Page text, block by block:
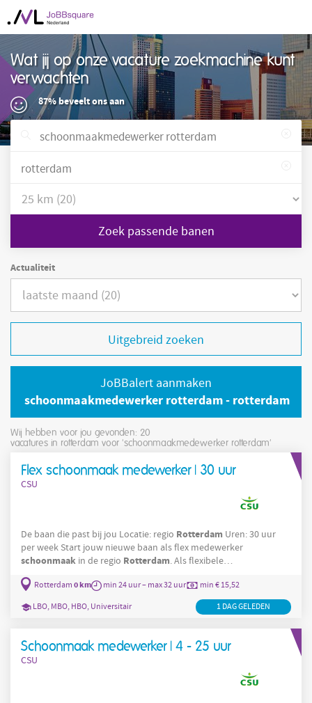
Wat jij op onze vacature zoekmachine kunt
verwachten
87% beveelt ons aan
Zoek passende banen
Actualiteit
Uitgebreid zoeken
JoBBalert aanmaken
schoonmaakmedewerker rotterdam - rotterdam
Wij hebben voor jou gevonden: 20
vacatures in rotterdam voor 'schoonmaakmedewerker rotterdam'
Flex schoonmaak medewerker | 30 uur
CSU
De baan die past bij jou Locatie: regio Rotterdam Uren: 30 uur
per week Start jouw nieuwe baan als flex medewerker
schoonmaak in de regio Rotterdam. Als flexibele
schoonmaakmedewerker
locaties. Hiervoor krijg je een wekelijkse planning en een auto
van CSU om naar de locaties te reizen. Vaak kom je op plekken
waar geen vaste bezetting is, waardoor het contact met de klant
Rotterdam 0 km min 24 uur – max 32 uur min € 15,52
LBO, MBO, HBO, Universitair 1 DAG GELEDEN
Schoonmaak medewerker | 4 - 25 uur
CSU